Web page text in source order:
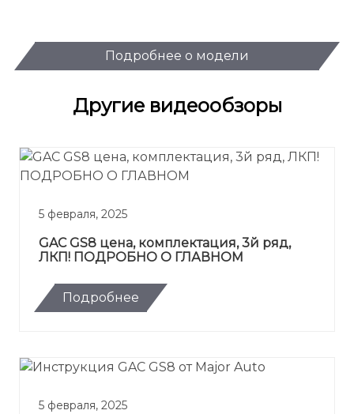
Подробнее о модели
Другие видеообзоры
5 февраля, 2025
GAС GS8 цена, комплектация, 3й ряд,
ЛКП! ПОДРОБНО О ГЛАВНОМ
Подробнее
5 февраля, 2025